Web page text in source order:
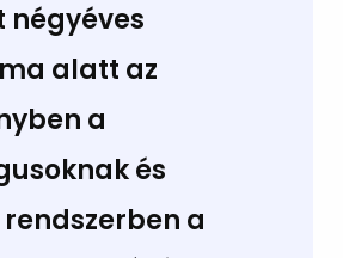
négyéves
alatt az
a
és
a